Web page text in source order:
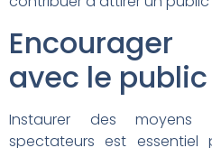
Encourager
avec le public
Instaurer des moyens
spectateurs est essentiel